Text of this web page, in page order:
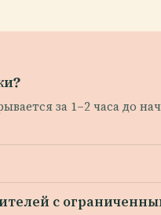
за 1–2 часа до
с